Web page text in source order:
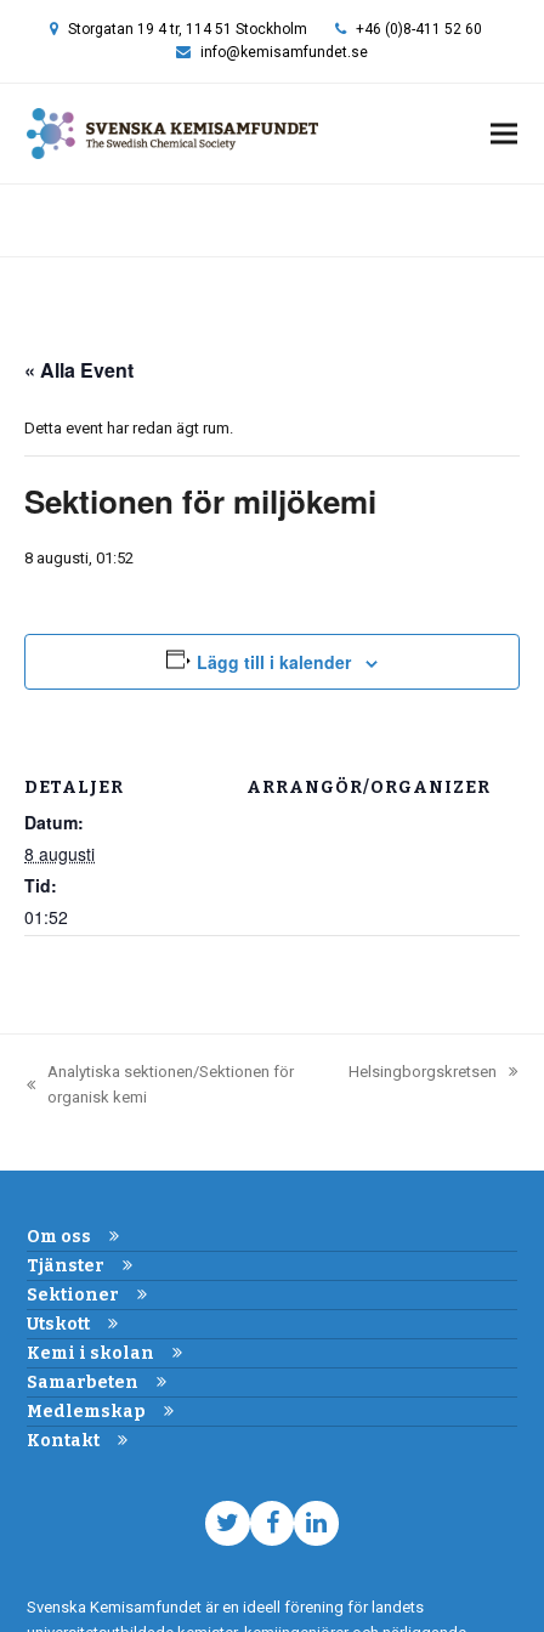
Storgatan 19 4 tr, 114 51 Stockholm
+46 (0)8-411 52 60
info@kemisamfundet.se
« Alla Event
Detta event har redan ägt rum.
Sektionen för miljökemi
8 augusti, 01:52
Lägg till i kalender
DETALJER
Datum:
8 augusti
Tid:
01:52
ARRANGÖR/ORGANIZER
previous
Analytiska sektionen/Sektionen för
organisk kemi
Helsingborgskretsen
Om oss
Tjänster
Sektioner
Utskott
Kemi i skolan
Samarbeten
Medlemskap
Kontakt
TwitterFacebook
LinkedIn
Svenska Kemisamfundet är en ideell förening för landets